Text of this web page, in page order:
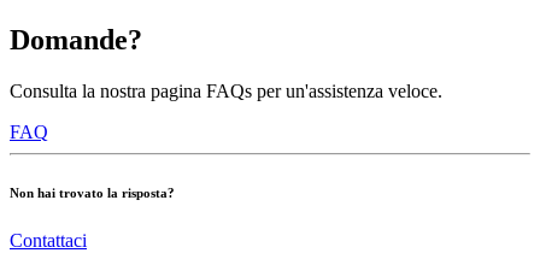
Domande?
Consulta la nostra pagina FAQs per un'assistenza veloce.
FAQ
Non hai trovato la risposta?
Contattaci